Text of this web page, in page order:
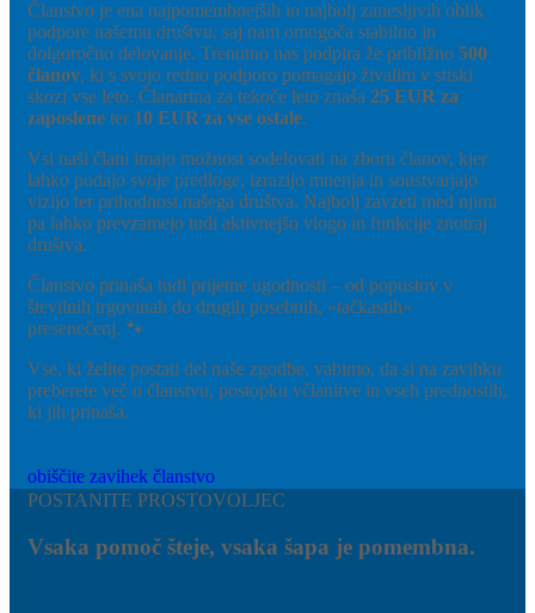
Članstvo je ena najpomembnejših in najbolj zanesljivih oblik
podpore našemu društvu, saj nam omogoča stabilno in
dolgoročno delovanje. Trenutno nas podpira že približno 500
članov, ki s svojo redno podporo pomagajo živalim v stiski
skozi vse leto. Članarina za tekoče leto znaša 25 EUR za
zaposlene ter 10 EUR za vse ostale.
Vsi naši člani imajo možnost sodelovati na zboru članov, kjer
lahko podajo svoje predloge, izrazijo mnenja in soustvarjajo
vizijo ter prihodnost našega društva. Najbolj zavzeti med njimi
pa lahko prevzamejo tudi aktivnejšo vlogo in funkcije znotraj
društva.
Članstvo prinaša tudi prijetne ugodnosti – od popustov v
številnih trgovinah do drugih posebnih, »tačkastih«
presenečenj. 🐾
Vse, ki želite postati del naše zgodbe, vabimo, da si na zavihku
preberete več o članstvu, postopku včlanitve in vseh prednostih,
ki jih prinaša.
obiščite zavihek članstvo
POSTANITE PROSTOVOLJEC
Vsaka pomoč šteje, vsaka šapa je pomembna.